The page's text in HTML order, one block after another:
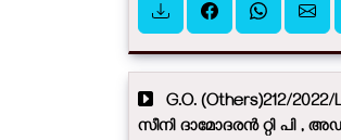
G.O. (Others)212/2022/
സീനി ദാമോദരൻ‍ റ്റി പി ,